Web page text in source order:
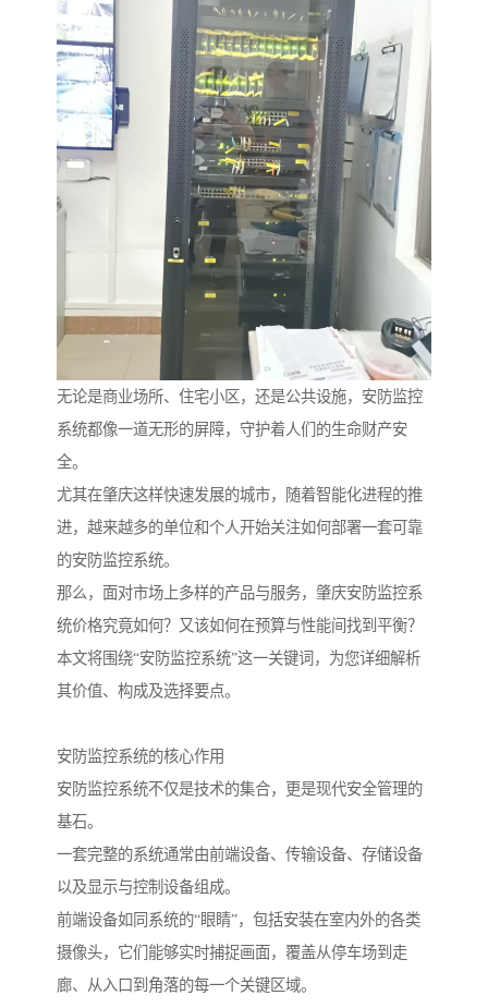
无论是商业场所、住宅小区，还是公共设施，安防监控
系统都像一道无形的屏障，守护着人们的生命财产安
全。
尤其在肇庆这样快速发展的城市，随着智能化进程的推
进，越来越多的单位和个人开始关注如何部署一套可靠
的安防监控系统。
那么，面对市场上多样的产品与服务，肇庆安防监控系
统价格究竟如何？又该如何在预算与性能间找到平衡？
本文将围绕“安防监控系统”这一关键词，为您详细解析
其价值、构成及选择要点。
安防监控系统的核心作用
安防监控系统不仅是技术的集合，更是现代安全管理的
基石。
一套完整的系统通常由前端设备、传输设备、存储设备
以及显示与控制设备组成。
前端设备如同系统的“眼睛”，包括安装在室内外的各类
摄像头，它们能够实时捕捉画面，覆盖从停车场到走
廊、从入口到角落的每一个关键区域。